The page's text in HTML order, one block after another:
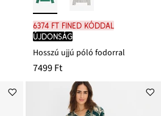
6374 Ft FINED kóddal
újdonság
Hosszú ujjú póló fodorral
7499 Ft